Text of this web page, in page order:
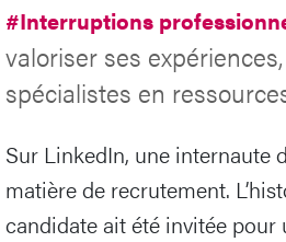
#Interruptions
valoriser ses
spécialistes en
Sur LinkedIn, une internaute
matière de recrutement.
candidate ait été invitée pour